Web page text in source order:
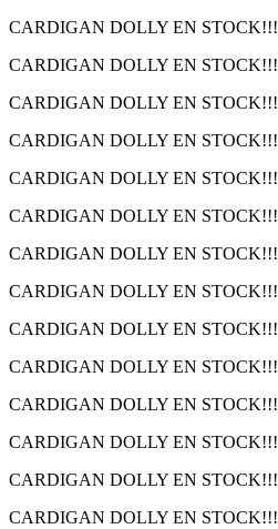
CARDIGAN DOLLY EN STOCK!!!
CARDIGAN DOLLY EN STOCK!!!
CARDIGAN DOLLY EN STOCK!!!
CARDIGAN DOLLY EN STOCK!!!
CARDIGAN DOLLY EN STOCK!!!
CARDIGAN DOLLY EN STOCK!!!
CARDIGAN DOLLY EN STOCK!!!
CARDIGAN DOLLY EN STOCK!!!
CARDIGAN DOLLY EN STOCK!!!
CARDIGAN DOLLY EN STOCK!!!
CARDIGAN DOLLY EN STOCK!!!
CARDIGAN DOLLY EN STOCK!!!
CARDIGAN DOLLY EN STOCK!!!
CARDIGAN DOLLY EN STOCK!!!